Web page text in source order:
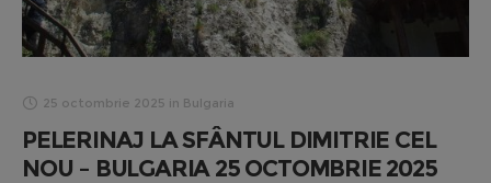
25 octombrie 2025 in Bulgaria
PELERINAJ LA SFÂNTUL DIMITRIE CEL
NOU – BULGARIA 25 OCTOMBRIE 2025